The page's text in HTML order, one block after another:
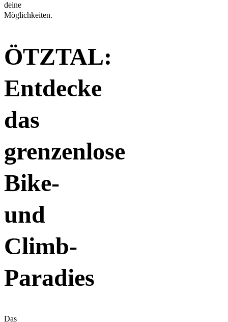
deine
Möglichkeiten.
ÖTZTAL:
Entdecke
das
grenzenlose
Bike-
und
Climb-
Paradies
Das